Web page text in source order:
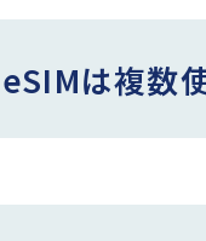
eSIMは複数